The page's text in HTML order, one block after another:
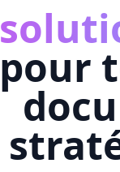
pour